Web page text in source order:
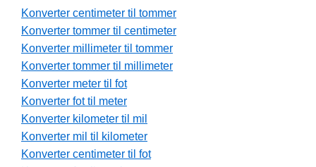
Konverter centimeter til tommer
Konverter tommer til centimeter
Konverter millimeter til tommer
Konverter tommer til millimeter
Konverter meter til fot
Konverter fot til meter
Konverter kilometer til mil
Konverter mil til kilometer
Konverter centimeter til fot